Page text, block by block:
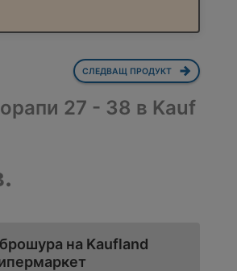
СЛЕДВАЩ ПРОДУКТ
27 - 38 в Kauf
на Kaufland